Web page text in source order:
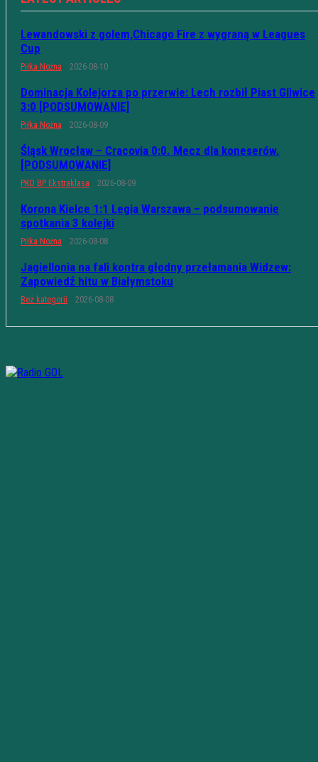
Lewandowski z golem,Chicago Fire z wygraną w Leagues
Cup
Piłka Nożna 2026-08-10
Dominacja Kolejorza po przerwie: Lech rozbił Piast Gliwice
3:0 [PODSUMOWANIE]
Piłka Nożna 2026-08-09
Śląsk Wrocław – Cracovia 0:0. Mecz dla koneserów.
[PODSUMOWANIE]
PKO BP Ekstraklasa 2026-08-09
Korona Kielce 1:1 Legia Warszawa – podsumowanie
spotkania 3 kolejki
Piłka Nożna 2026-08-08
Jagiellonia na fali kontra głodny przełamania Widzew:
Zapowiedź hitu w Białymstoku
Bez kategorii 2026-08-08